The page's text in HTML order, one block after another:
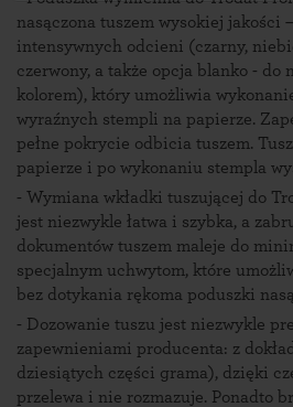
nasączona tuszem wysokiej jakości
intensywnych odcieni (czarny,
czerwony, a także opcja blanko - do
kolorem), który umożliwia
wyraźnych stempli na papierze.
pełne pokrycie odbicia tuszem.
papierze i po wykonaniu stempla
- Wymiana wkładki tuszującej do
jest niezwykle łatwa i szybka, a
dokumentów tuszem maleje do
specjalnym uchwytom, które
bez dotykania rękoma poduszki
- Dozowanie tuszu jest niezwykle
zapewnieniami producenta: z
dziesiątych części grama), dzięki
przelewa i nie rozmazuje. Ponadto